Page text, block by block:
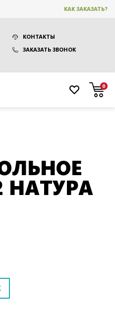
КАК ЗАКАЗАТЬ?
КОНТАКТЫ
ЗАКАЗАТЬ ЗВОНОК
0
НАТУРА